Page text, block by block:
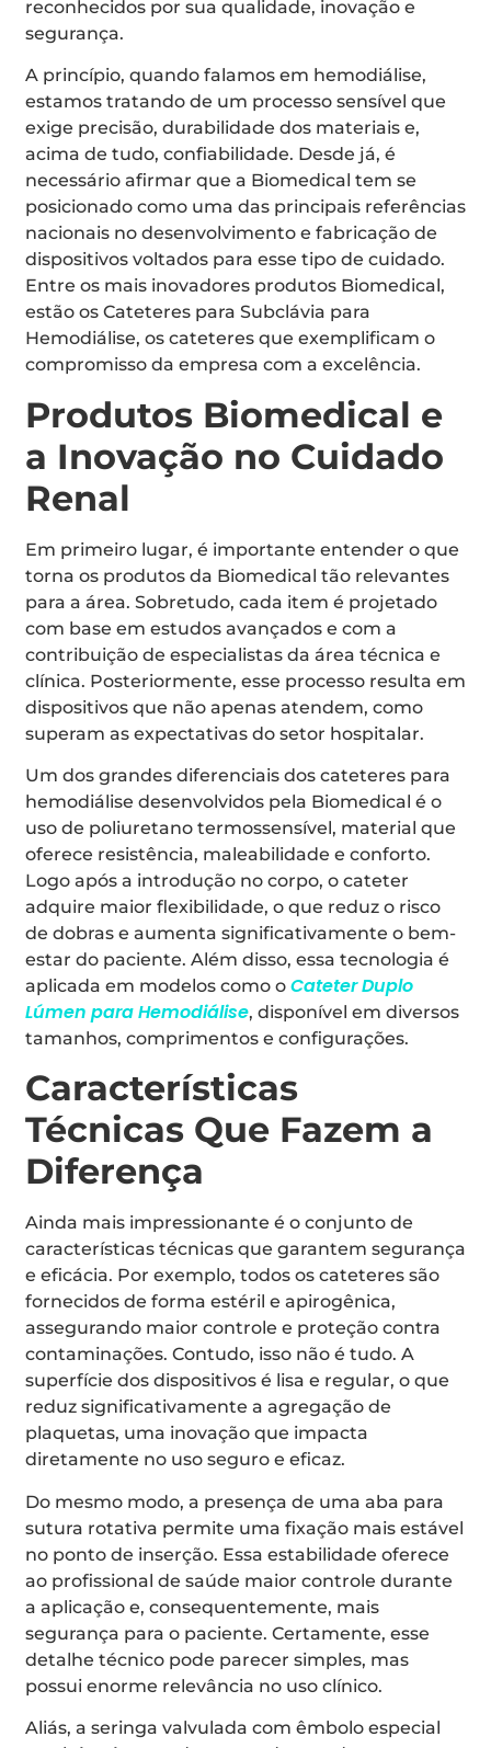
reconhecidos por sua qualidade, inovação e
segurança.
A princípio, quando falamos em hemodiálise,
estamos tratando de um processo sensível que
exige precisão, durabilidade dos materiais e,
acima de tudo, confiabilidade. Desde já, é
necessário afirmar que a Biomedical tem se
posicionado como uma das principais referências
nacionais no desenvolvimento e fabricação de
dispositivos voltados para esse tipo de cuidado.
Entre os mais inovadores produtos Biomedical,
estão os Cateteres para Subclávia para
Hemodiálise, os cateteres que exemplificam o
compromisso da empresa com a excelência.
Produtos Biomedical e
a Inovação no Cuidado
Renal
Em primeiro lugar, é importante entender o que
torna os produtos da Biomedical tão relevantes
para a área. Sobretudo, cada item é projetado
com base em estudos avançados e com a
contribuição de especialistas da área técnica e
clínica. Posteriormente, esse processo resulta em
dispositivos que não apenas atendem, como
superam as expectativas do setor hospitalar.
Um dos grandes diferenciais dos cateteres para
hemodiálise desenvolvidos pela Biomedical é o
uso de poliuretano termossensível, material que
oferece resistência, maleabilidade e conforto.
Logo após a introdução no corpo, o cateter
adquire maior flexibilidade, o que reduz o risco
de dobras e aumenta significativamente o bem-
estar do paciente. Além disso, essa tecnologia é
aplicada em modelos como o Cateter Duplo
Lúmen para Hemodiálise, disponível em diversos
tamanhos, comprimentos e configurações.
Características
Técnicas Que Fazem a
Diferença
Ainda mais impressionante é o conjunto de
características técnicas que garantem segurança
e eficácia. Por exemplo, todos os cateteres são
fornecidos de forma estéril e apirogênica,
assegurando maior controle e proteção contra
contaminações. Contudo, isso não é tudo. A
superfície dos dispositivos é lisa e regular, o que
reduz significativamente a agregação de
plaquetas, uma inovação que impacta
diretamente no uso seguro e eficaz.
Do mesmo modo, a presença de uma aba para
sutura rotativa permite uma fixação mais estável
no ponto de inserção. Essa estabilidade oferece
ao profissional de saúde maior controle durante
a aplicação e, consequentemente, mais
segurança para o paciente. Certamente, esse
detalhe técnico pode parecer simples, mas
possui enorme relevância no uso clínico.
Aliás, a seringa valvulada com êmbolo especial